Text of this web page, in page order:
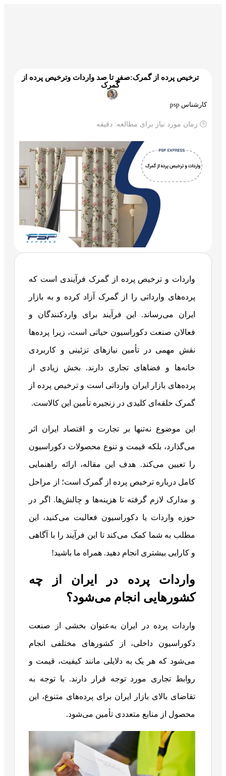
ترخیص پرده از گمرک:صفر تا صد واردات وترخیص پرده از
گمرک
کارشناس psp
🕒 زمان مورد نیاز برای مطالعه: دقیقه
واردات و ترخیص پرده از گمرک فرآیندی است که
پرده‌های وارداتی را از گمرک آزاد کرده و به بازار
ایران می‌رساند. این فرآیند برای واردکنندگان و
فعالان صنعت دکوراسیون حیاتی است، زیرا پرده‌ها
نقش مهمی در تأمین نیازهای تزئینی و کاربردی
خانه‌ها و فضاهای تجاری دارند. بخش زیادی از
پرده‌های بازار ایران وارداتی است و ترخیص پرده از
گمرک حلقه‌ای کلیدی در زنجیره تأمین این کالاست.
این موضوع نه‌تنها بر تجارت و اقتصاد ایران اثر
می‌گذارد، بلکه قیمت و تنوع محصولات دکوراسیون
را تعیین می‌کند. هدف این مقاله، ارائه راهنمایی
کامل درباره ترخیص پرده از گمرک است؛ از مراحل
و مدارک لازم گرفته تا هزینه‌ها و چالش‌ها. اگر در
حوزه واردات یا دکوراسیون فعالیت می‌کنید، این
مطلب به شما کمک می‌کند تا این فرآیند را با آگاهی
و کارایی بیشتری انجام دهید. همراه ما باشید!
واردات پرده در ایران از چه
کشورهایی انجام می‌شود؟
واردات پرده در ایران به‌عنوان بخشی از صنعت
دکوراسیون داخلی، از کشورهای مختلفی انجام
می‌شود که هر یک به دلایلی مانند کیفیت، قیمت و
روابط تجاری مورد توجه قرار دارند. با توجه به
تقاضای بالای بازار ایران برای پرده‌های متنوع، این
محصول از منابع متعددی تأمین می‌شود.